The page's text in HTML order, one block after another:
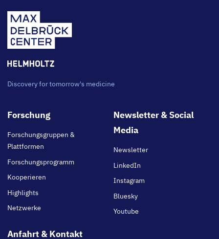
Discovery for tomorrow's medicine
Footer
Forschung
Forschungsgruppen &
Plattformen
Forschungsprogramm
Kooperieren
Highlights
Netzwerke
Newsletter & Social
Media
Newsletter
LinkedIn
Instagram
Bluesky
Youtube
Anfahrt & Kontakt